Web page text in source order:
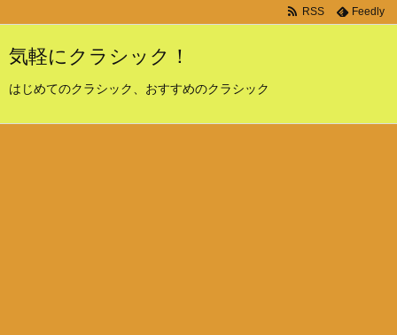
気軽にクラシック！
はじめてのクラシック、おすすめのクラシック
RSS Feedly